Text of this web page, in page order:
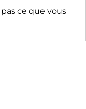
ce que vous